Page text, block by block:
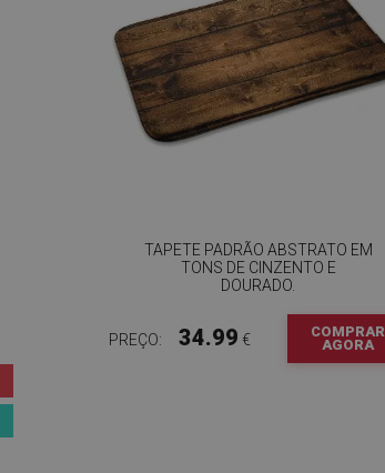
TAPETE PADRÃO ABSTRATO EM
TONS DE CINZENTO E
DOURADO.
PREÇO: 34.99 €
COMPRAR
AGORA